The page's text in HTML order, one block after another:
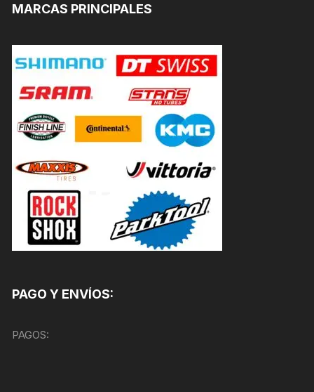
MARCAS PRINCIPALES
PAGO Y ENVÍOS:
PAGOS: